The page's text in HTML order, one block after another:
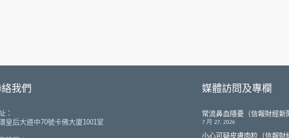
我們
：
皇后大道中70號卡佛大廈1001室
媒體訪問及專欄
常流鼻血隱憂（信報財經新
7 月 27, 2026
小心可疑皮膚肉粒（信報財